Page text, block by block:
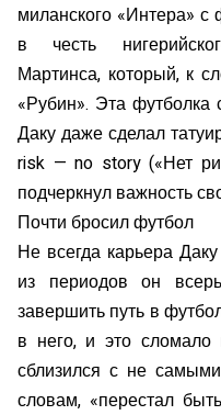
миланского «Интера»
в честь
Мартинса, который, к
«Рубин». Эта
Даку даже сделал
risk — no story («Нет
подчеркнул важность
Почти бросил футбол
Не всегда карьера
из периодов он
завершить путь в
в него, и это сломало
сблизился с не
словам, «перестал